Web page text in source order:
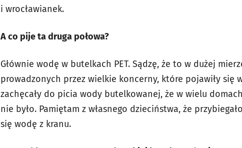
i wrocławianek.
A co pije ta druga połowa?
Głównie wodę w butelkach PET. Sądzę, że to w dużej
prowadzonych przez wielkie koncerny, które pojawiły się
zachęcały do picia wody butelkowanej, że w wielu
nie było. Pamiętam z własnego dzieciństwa, że
się wodę z kranu.